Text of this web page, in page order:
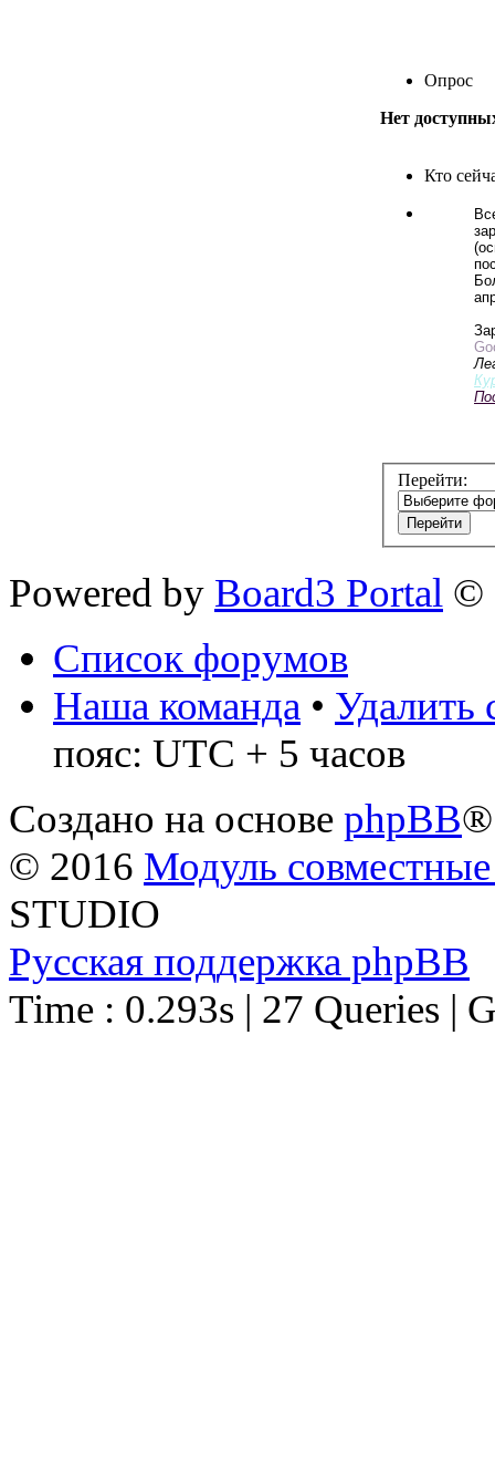
Опрос
Нет
Кто
Перейти:
Powered by Board3 Portal ©
Список форумов
Наша команда • Удалить
пояс: UTC + 5 часов
Создано на основе phpBB®
© 2016 Модуль
STUDIO
Русская поддержка phpBB
Time : 0.293s | 27 Queries |